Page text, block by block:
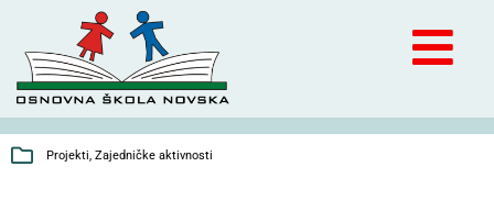
Projekti, Zajedničke aktivnosti